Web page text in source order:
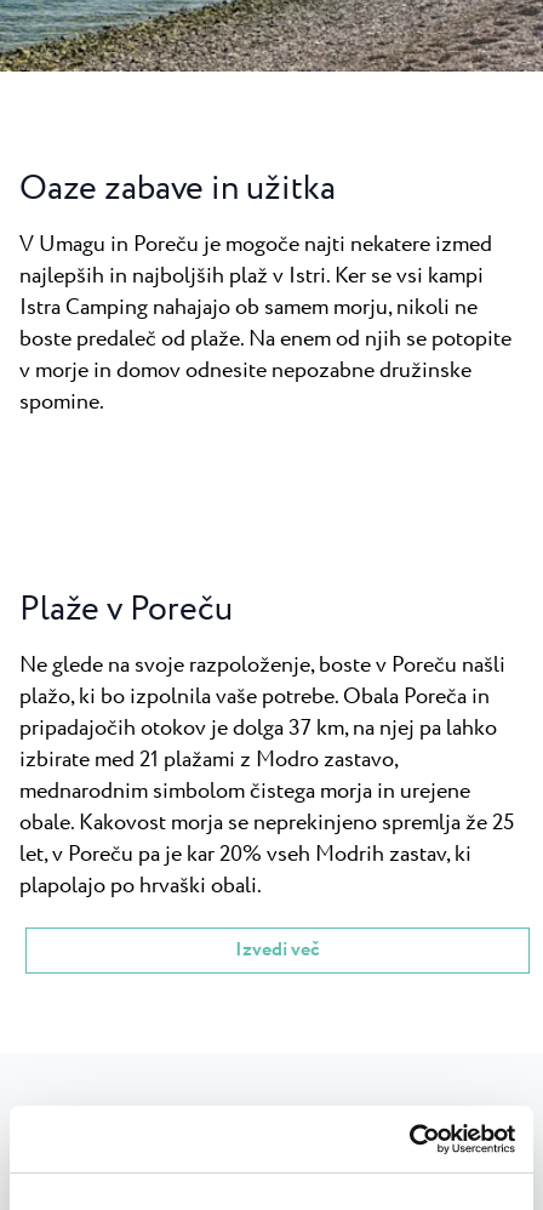
Camping Kanegra
Vsi kampi
Plaže
Plava Laguna Sport
Pepi Club
Raziščite vse
Novice
Kontakt
Oaze zabave in užitka
V Umagu in Poreču je mogoče najti nekatere izmed
najlepših in najboljših plaž v Istri. Ker se vsi kampi
Istra Camping nahajajo ob samem morju, nikoli ne
boste predaleč od plaže. Na enem od njih se potopite
v morje in domov odnesite nepozabne družinske
spomine.
Plaže v Poreču
Ne glede na svoje razpoloženje, boste v Poreču našli
plažo, ki bo izpolnila vaše potrebe. Obala Poreča in
pripadajočih otokov je dolga 37 km, na njej pa lahko
izbirate med 21 plažami z Modro zastavo,
mednarodnim simbolom čistega morja in urejene
obale. Kakovost morja se neprekinjeno spremlja že 25
let, v Poreču pa je kar 20% vseh Modrih zastav, ki
plapolajo po hrvaški obali.
Izvedi več
Plaže v Umagu